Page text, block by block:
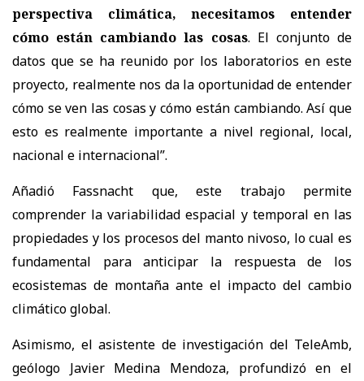
perspectiva climática, necesitamos entender
cómo están cambiando las cosas. El conjunto de
datos que se ha reunido por los laboratorios en este
proyecto, realmente nos da la oportunidad de entender
cómo se ven las cosas y cómo están cambiando. Así que
esto es realmente importante a nivel regional, local,
nacional e internacional”.
Añadió Fassnacht que, este trabajo permite
comprender la variabilidad espacial y temporal en las
propiedades y los procesos del manto nivoso, lo cual es
fundamental para anticipar la respuesta de los
ecosistemas de montaña ante el impacto del cambio
climático global.
Asimismo, el asistente de investigación del TeleAmb,
geólogo Javier Medina Mendoza, profundizó en el